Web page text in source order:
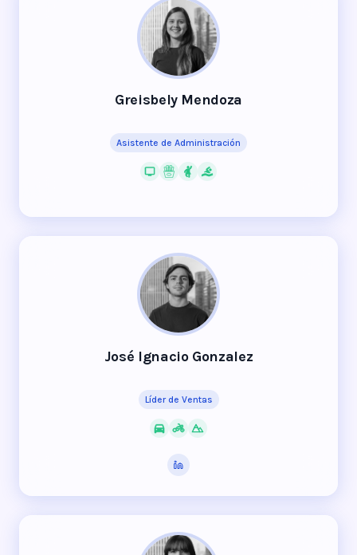
Greisbely Mendoza
Asistente de Administración
José Ignacio Gonzalez
Líder de Ventas